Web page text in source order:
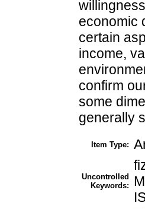
economic
certain
income,
confirm
some
generally
Item Type:
Uncontrolled
Keywords: